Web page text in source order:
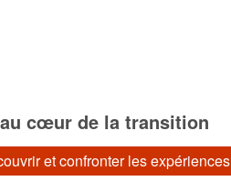
cœur de la transition
et confronter les expériences